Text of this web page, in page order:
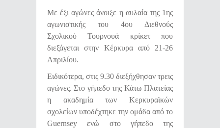
Με έξι αγώνες άνοιξε η αυλαία της 1ης
αγωνιστικής του 4ου Διεθνούς
Σχολικού Τουρνουά κρίκετ που
διεξάγεται στην Κέρκυρα από 21-26
Απριλίου.
Ειδικότερα, στις 9.30 διεξήχθησαν τρεις
αγώνες. Στο γήπεδο της Κάτω Πλατείας
η ακαδημία των Κερκυραϊκών
σχολείων υποδέχτηκε την ομάδα από το
Guernsey ενώ
στο γήπεδο της